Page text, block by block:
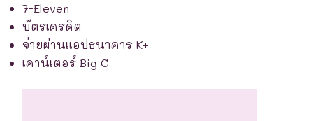
7-Eleven
บัตรเครดิต
จ่ายผ่านแอปธนาคาร K+
เคาน์เตอร์ Big C